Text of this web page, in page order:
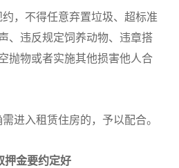
约，不得任意弃置垃圾、超标准
、违反规定饲养动物、违章搭
抛物或者实施其他损害他人合
进入租赁住房的，予以配合。
押金要约定好